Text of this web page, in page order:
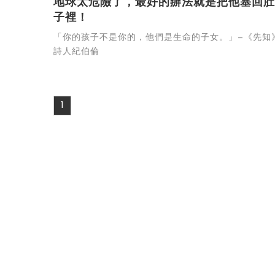
地球太危險了，最好的辦法就是把他塞回肚
子裡！
「你的孩子不是你的，他們是生命的子女。」—《先知
詩人紀伯倫
1